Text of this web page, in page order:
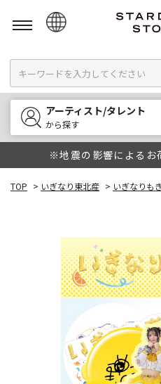
English
한국어
中文
アーティスト/タレント
から探す
※地震の影響によるお
TOP > いぎなり東北産 > いぎなりも